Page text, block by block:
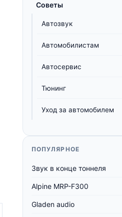
Советы
Автозвук
Автомобилистам
Автосервис
Тюнинг
Уход за автомобилем
ПОПУЛЯРНОЕ
Звук в конце тоннеля
Alpine MRP-F300
Gladen audio